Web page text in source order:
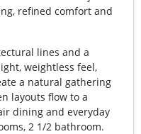
refined comfort and
lines and a
weightless feel,
a natural gathering
layouts flow to a
dining and everyday
2 1/2 bathroom.